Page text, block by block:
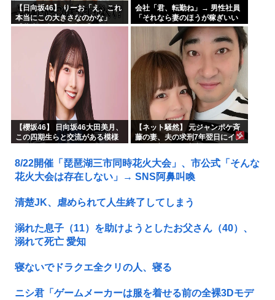
【日向坂46】 りーお「え、これ
本当にこの大きさなのかな」
【藤嶌果歩 1st写真集】
会社「君、転勤ね」→ 男性社員
「それなら妻のほうが稼ぎいい
んで辞めます」⇒ 結果・・・
【櫻坂46】 日向坂46大田美月、
この四期生らと交流がある模様
【ネット騒然】 元ジャンポケ斉
藤の妻、夫の求刑7年翌日にイン
バすぎる…
8/22開催「琵琶湖三市同時花火大会」、市公式「そんな
花火大会は存在しない」→ SNS阿鼻叫喚
清楚JK、虐められて人生終了してしまう
溺れた息子（11）を助けようとしたお父さん（40）、
溺れて死亡 愛知
寝ないでドラクエ全クリの人、寝る
ニシ君「ゲームメーカーは服を着せる前の全裸3Dモデ